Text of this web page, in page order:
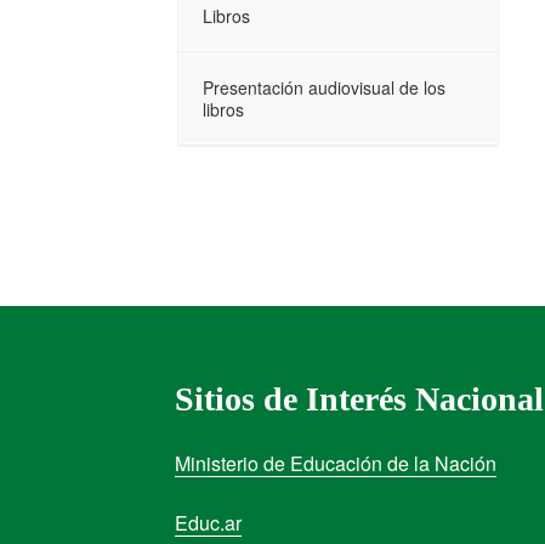
Libros
Presentación audiovisual de los
libros
Sitios de Interés Nacional
Ministerio de Educación de la Nación
Educ.ar